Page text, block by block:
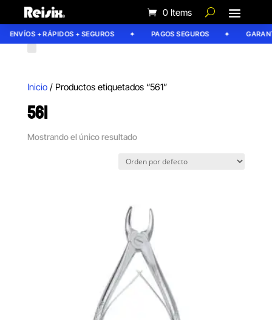
0 Items
ENVÍOS + RÁPIDOS + SEGUROS PAGOS SEGUROS
Inicio/ Productos etiquetados “561”
561
Mostrando el único resultado